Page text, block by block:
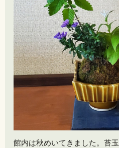
館内は秋めいてきました。苔